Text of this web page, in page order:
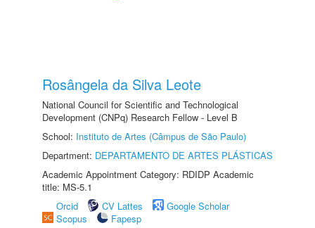
Rosângela da Silva Leote
National Council for Scientific and Technological
Development (CNPq) Research Fellow - Level B
School: Instituto de Artes (Câmpus de São Paulo)
Department: DEPARTAMENTO DE ARTES PLÁSTICAS
Academic Appointment Category: RDIDP Academic
title: MS-5.1
Orcid
CV Lattes
Google Scholar
Scopus
Fapesp